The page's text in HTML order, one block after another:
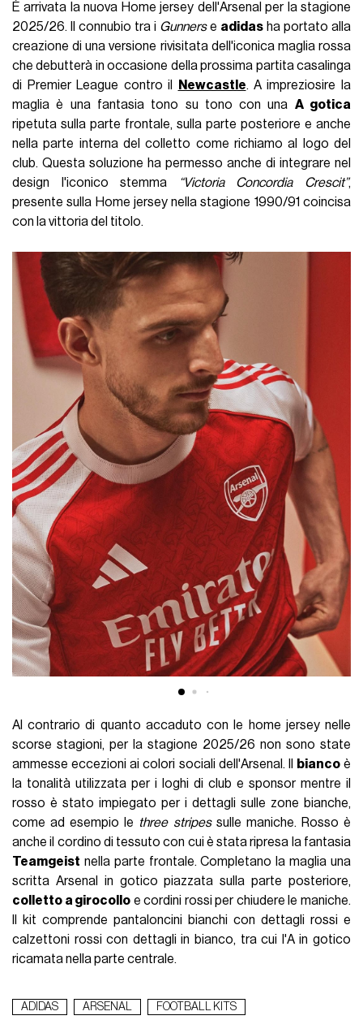
È arrivata la nuova Home jersey dell'Arsenal per la stagione
2025/26. Il connubio tra i Gunnerse adidas ha portato alla
creazione di una versione rivisitata dell'iconica maglia rossa
che debutterà in occasione della prossima partita casalinga
di Premier League contro il
Newcastle. A impreziosire la
maglia è una fantasia tono su tono con una A gotica
ripetuta sulla parte frontale, sulla parte posteriore e anche
nella parte interna del colletto come richiamo al logo del
club. Questa soluzione ha permesso anche di integrare nel
design l'iconico stemma
“Victoria Concordia Crescit”,
presente sulla Home jersey nella stagione 1990/91 coincisa
con la vittoria del titolo.
Al contrario di quanto accaduto con le home jersey nelle
scorse stagioni, per la stagione 2025/26 non sono state
ammesse eccezioni ai colori sociali dell'Arsenal. Il
biancoè
la tonalità utilizzata per i loghi di club e sponsor mentre il
rosso è stato impiegato per i dettagli sulle zone bianche,
come ad esempio le three stripessulle maniche. Rosso è
anche il cordino di tessuto con cui è stata ripresa la fantasia
Teamgeist nella parte frontale. Completano la maglia una
scritta Arsenal in gotico piazzata sulla parte posteriore,
colletto a girocollo e cordini rossi per chiudere le maniche.
Il kit comprende pantaloncini bianchi con dettagli rossi e
calzettoni rossi con dettagli in bianco, tra cui l'A in gotico
ricamata nella parte centrale.
ADIDAS ARSENAL FOOTBALL KITS